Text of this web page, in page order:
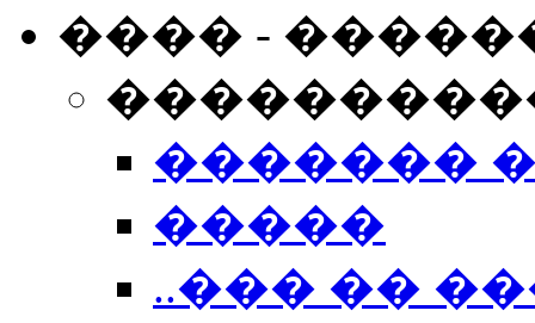
���� -
�������
�����
..��� ��